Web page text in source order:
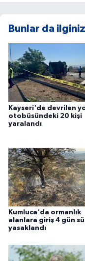
Bunlar da
Kayseri'de devrilen
otobüsündeki 20 kişi
yaralandı
Kumluca'da ormanlık
alanlara giriş 4 gün
yasaklandı